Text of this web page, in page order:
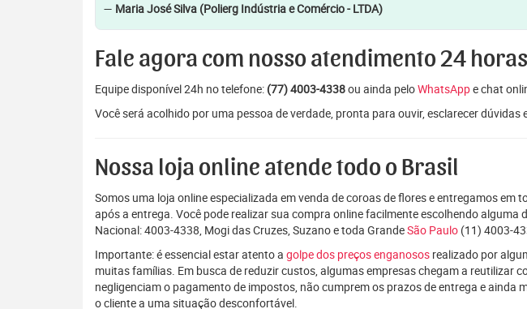
— Maria José Silva (Polierg Indústria e Comércio - LTDA)
Fale agora com nosso atendimento 24
Equipe disponível 24h no telefone: (77) 4003-4338ou ainda peloWhatsAppe chat
Você será acolhido por uma pessoa de verdade, pronta para ouvir, esclarecer
Nossa loja online atende todo o Brasil
Somos uma loja online especializada em venda de coroas de flores e entregamos
após a entrega. Você pode realizar sua compra online facilmente escolhendo
Nacional: 4003-4338, Mogi das Cruzes, Suzano e toda GrandeSão Paulo (11) 4003-
Importante: é essencial estar atento a golpe dos preços enganosos realizado por
muitas famílias. Em busca de reduzir custos, algumas empresas chegam a reutilizar
negligenciam o pagamento de impostos, não cumprem os prazos de entrega e
o cliente a uma situação desconfortável.